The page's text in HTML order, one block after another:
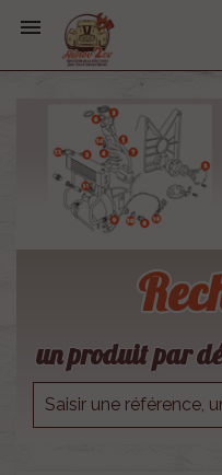

un produit par